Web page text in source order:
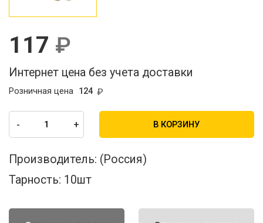
117
Интернет цена без учета доставки
124
Розничная цена
- + В КОРЗИНУ
Производитель: (Россия)
Тарность: 10шт